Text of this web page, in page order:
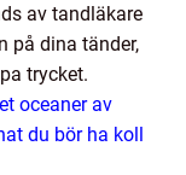
av tandläkare
på dina tänder,
trycket.
oceaner av
du bör ha koll